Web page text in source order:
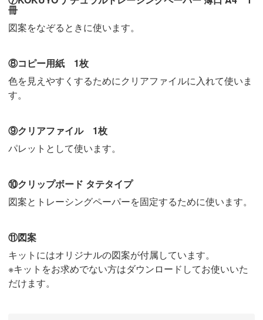
冊
図案をなぞるときに使います。
⑧コピー用紙 1枚
色を見えやすくするためにクリアファイルに入れて使いま
す。
⑨クリアファイル 1枚
パレットとして使います。
⑩クリップボード タテタイプ
図案とトレーシングペーパーを固定するために使います。
⑪図案
キットにはオリジナルの図案が付属しています。
※キットをお求めでない方はダウンロードしてお使いいた
だけます。